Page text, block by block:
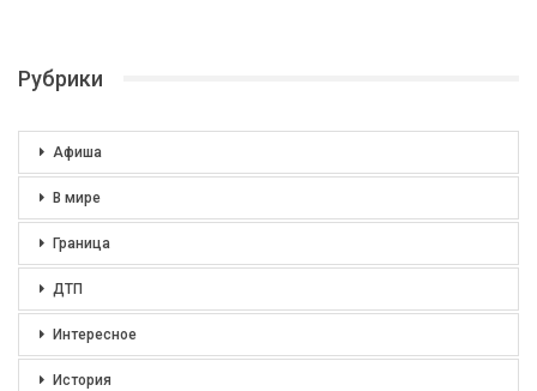
Рубрики
Афиша
В мире
Граница
ДТП
Интересное
История